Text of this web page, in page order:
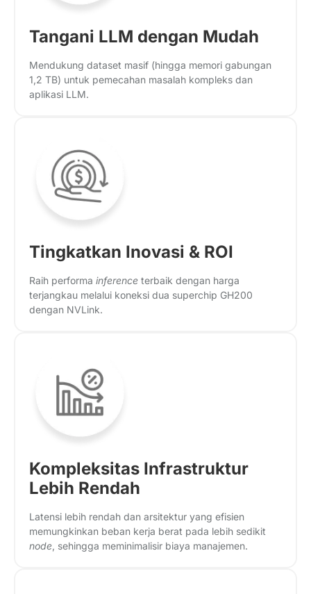
Tangani LLM dengan Mudah
Mendukung dataset masif (hingga memori gabungan
1,2 TB) untuk pemecahan masalah kompleks dan
aplikasi LLM.
Tingkatkan Inovasi & ROI
Raih performa inference terbaik dengan harga
terjangkau melalui koneksi dua superchip GH200
dengan NVLink.
Kompleksitas Infrastruktur
Lebih Rendah
Latensi lebih rendah dan arsitektur yang efisien
memungkinkan beban kerja berat pada lebih sedikit
node , sehingga meminimalisir biaya manajemen.